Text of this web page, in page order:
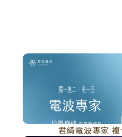
君綺電波專家